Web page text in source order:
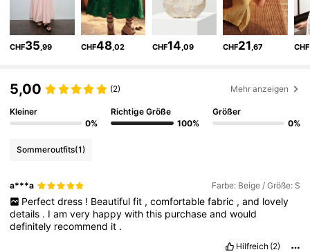
4,85 4.5M Follower
4,85 4.5M Follower
4,85 4.5M Follower
CHF35 ,99 CHF48 ,02 CHF14 ,09 CHF21 ,67 CHF
5,00 (2) Mehr anzeigen
Kleiner
0%
Richtige Größe
100%
Größer
0%
Sommeroutfits(1)
a***a Farbe: Beige / Größe: S
Perfect dress ! Beautiful fit , comfortable fabric , and lovely
details . Iamvery happywiththis purchaseandwould
definitely recommend it .
Hilfreich (2)